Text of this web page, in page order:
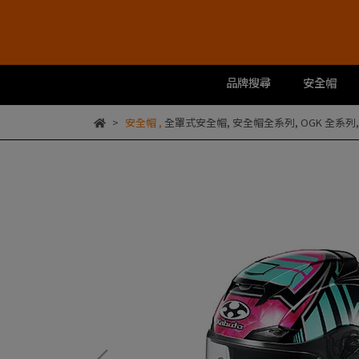
品牌搜尋 安全帽
安全帽, 全罩式安全帽, 安全帽全系列, OGK 全系列